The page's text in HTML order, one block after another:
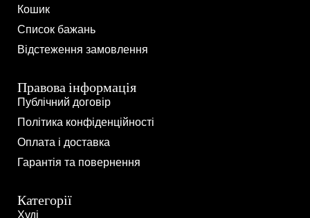
Кошик
Список бажань
Відстеження замовлення
Правова інформація
Публічний договір
Політика конфіденційності
Оплата і доставка
Гарантія та повернення
Категорії
Худі